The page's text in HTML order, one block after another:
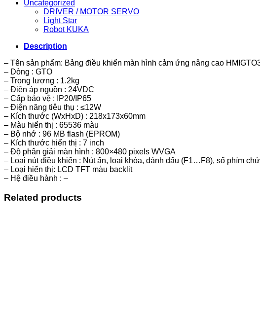
Uncategorized
DRIVER / MOTOR SERVO
Light Star
Robot KUKA
Description
– Tên sản phẩm: Bảng điều khiển màn hình cảm ứng nâng cao
– Dòng : GTO
– Trọng lượng : 1.2kg
– Điện áp nguồn : 24VDC
– Cấp bảo vệ : IP20/IP65
– Điện năng tiêu thụ : ≤12W
– Kích thước (WxHxD) : 218x173x60mm
– Màu hiển thị : 65536 màu
– Bộ nhớ : 96 MB flash (EPROM)
– Kích thước hiển thị : 7 inch
– Độ phân giải màn hình : 800×480 pixels WVGA
– Loại nút điều khiển : Nút ấn, loại khóa, đánh dấu (F1…F8), số phím
– Loại hiển thị: LCD TFT màu backlit
– Hệ điều hành : –
Related products